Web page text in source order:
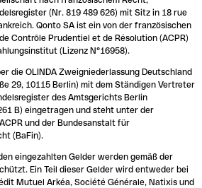
(Nr. 819 489 626) mit Sitz in 18 rue
Qonto SA ist ein von der französischen
Contrôle Prudentiel et de Résolution (ACPR)
(Lizenz N°16958).
die OLINDA Zweigniederlassung Deutschland
29, 10115 Berlin) mit dem Ständigen Vertreter
des Amtsgerichts Berlin
B) eingetragen und steht unter der
und der Bundesanstalt für
(BaFin).
eingezahlten Gelder werden gemäß der
Ein Teil dieser Gelder wird entweder bei
Mutuel Arkéa, Société Générale, Natixis und